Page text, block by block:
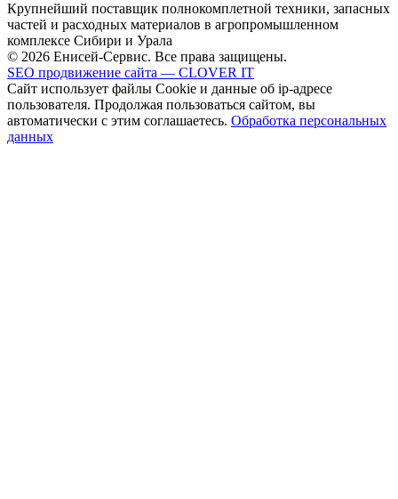
Крупнейший поставщик полнокомплетной техники, запасных
частей и расходных материалов в агропромышленном
комплексе Сибири и Урала
© 2026 Енисей-Сервис. Все права защищены.
SEO продвижение сайта — CLOVER IT
Сайт использует файлы Cookie и данные об ip-адресе
пользователя. Продолжая пользоваться сайтом, вы
автоматически с этим соглашаетесь. Обработка персональных
данных